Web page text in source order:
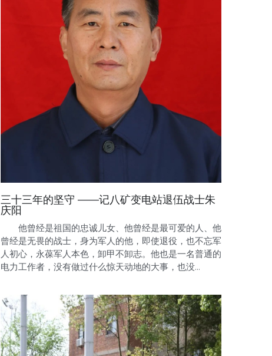
三十三年的坚守 ——记八矿变电站退伍战士朱
庆阳
他曾经是祖国的忠诚儿女、他曾经是最可爱的人、他
曾经是无畏的战士，身为军人的他，即使退役，也不忘军
人初心，永葆军人本色，卸甲不卸志。他也是一名普通的
电力工作者，没有做过什么惊天动地的大事，也没...